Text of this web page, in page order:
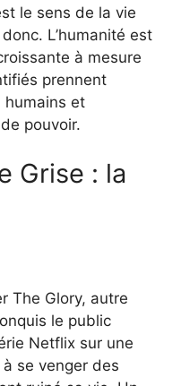
le sens de la vie
L’humanité est
à mesure
prennent
humains et
pouvoir.
Grise : la
The Glory, autre
le public
Netflix sur une
se venger des